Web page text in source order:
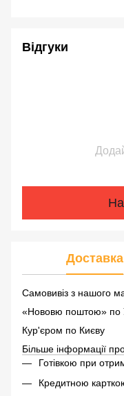
Відгуки
Доставка
Самовивіз з нашого
«Нововю поштою» по
Кур'єром по Києву
Більше інформації
Готівкою при
Кредитною